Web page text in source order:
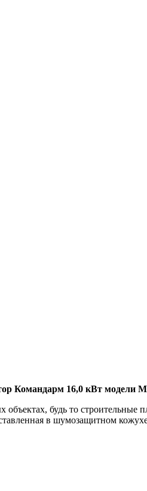
Командарм 16,0 кВт модели
будь то строительные
в шумозащитном